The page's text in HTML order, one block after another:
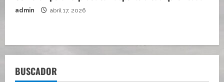
admin abril 17, 2026
BUSCADOR